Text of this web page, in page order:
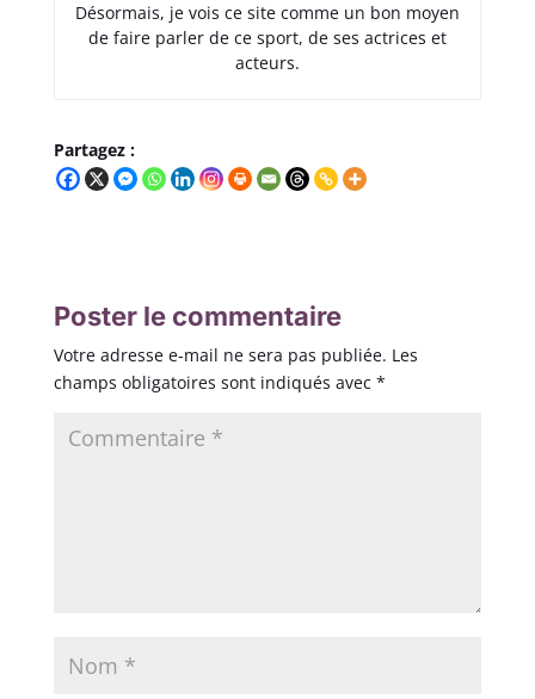
Désormais, je vois ce site comme un bon moyen
de faire parler de ce sport, de ses actrices et
acteurs.
Partagez :
Poster le commentaire
Votre adresse e-mail ne sera pas publiée. Les
champs obligatoires sont indiqués avec *